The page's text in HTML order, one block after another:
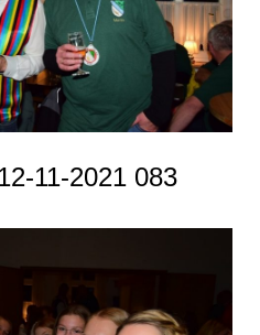
11-2021 083